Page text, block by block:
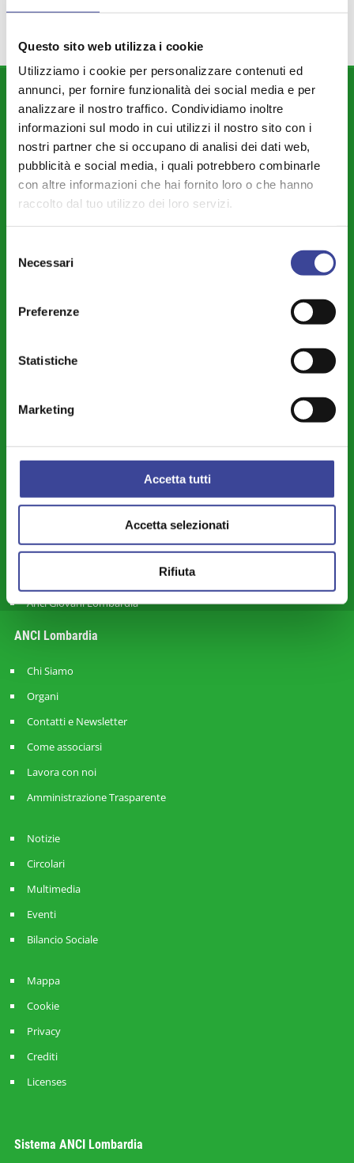
Questo sito web utilizza i cookie
Utilizziamo i cookie per personalizzare contenuti ed
annunci, per fornire funzionalità dei social media e per
analizzare il nostro traffico. Condividiamo inoltre
informazioni sul modo in cui utilizzi il nostro sito con i
nostri partner che si occupano di analisi dei dati web,
pubblicità e social media, i quali potrebbero combinarle
con altre informazioni che hai fornito loro o che hanno
raccolto dal tuo utilizzo dei loro servizi.
delNecessari
Preferenze
Statistiche
Marketing
Accetta tutti
Accetta selezionati
Rifiuta
DIPARTIMENTI
Attività Istituzionale ANCI Lombardia
Cultura - Turismo - Sport - Politiche Giovanili
Welfare di Comunità - Pari Opportunità
Sicurezza - Protezione Civile - Polizia Locale
Servizi Pubblici Locali - Ambiente - Politiche Agricole - Green
Riforme Istituzionali - Riordino Territoriale - Autonomia
Legalità – Semplificazione – Amm. Digitale - Intelligenza Artificiale -
Territorio - Urbanistica - Lavori Pubblici - Edilizia
Finanza Locale - Bilancio - Fiscalità - Personale
Europa - Cooperazione Internazionale - Rapporti Transfrontalieri
Commercio – Attività Produttive – Lavoro – Smart City-land
Anci Giovani Lombardia
ANCI Lombardia
Chi Siamo
Organi
Contatti e Newsletter
Come associarsi
Lavora con noi
Amministrazione Trasparente
Notizie
Circolari
Multimedia
Eventi
Bilancio Sociale
Mappa
Cookie
Privacy
Crediti
Licenses
Sistema ANCI Lombardia